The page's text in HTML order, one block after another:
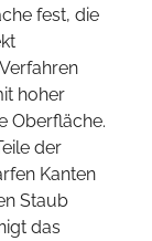
fest, die
hoher
Oberfläche.
der
Kanten
Staub
das